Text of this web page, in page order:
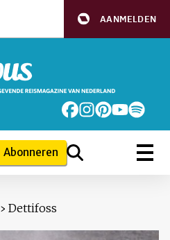
AANMELDEN
Abonneren
› Dettifoss